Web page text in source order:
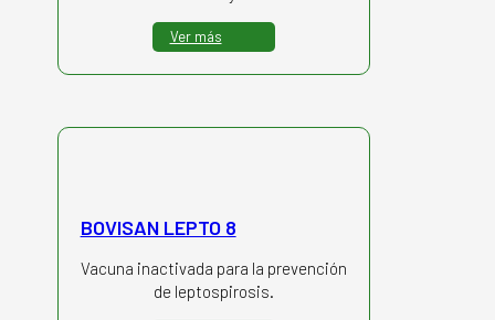
Ver más
BOVISAN LEPTO 8
Vacuna inactivada para la prevención
de leptospirosis.